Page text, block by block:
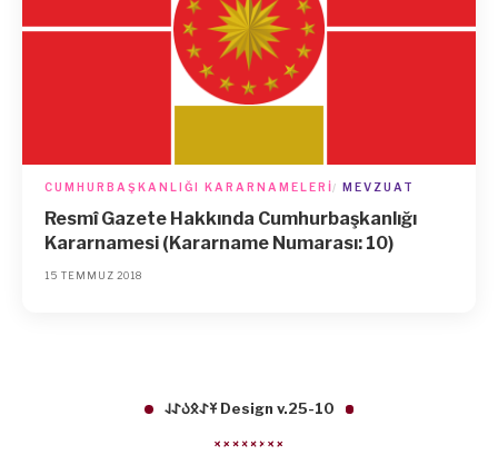
CUMHURBAŞKANLIĞI KARARNAMELERI MEVZUAT
Resmî Gazete Hakkında Cumhurbaşkanlığı
Kararnamesi (Kararname Numarası: 10)
15 TEMMUZ 2018
𐱁𐰀𐰋𐰉𐰀𐰞 Design v.25-10